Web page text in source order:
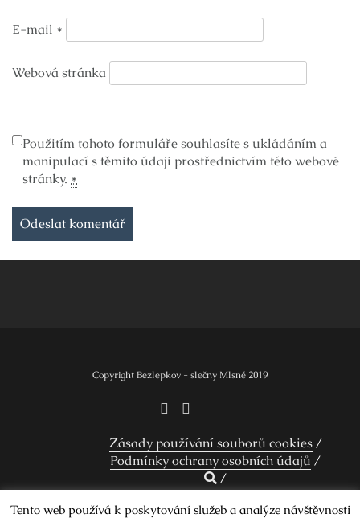
E-mail *
Webová stránka
Použitím tohoto formuláře souhlasíte s ukládáním a
manipulací s těmito údaji prostřednictvím této webové
stránky. *
Copyright Bezlepkov - slečny Mlsné 2019
Zásady používání souborů cookies
Podmínky ochrany osobních údajů
Tento web používá k poskytování služeb a analýze návštěvnosti